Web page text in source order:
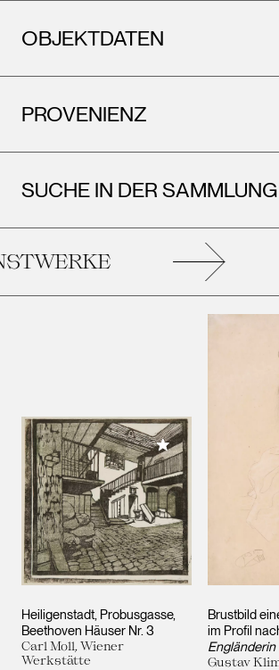
OBJEKTDATEN
PROVENIENZ
SUCHE IN DER SAMMLUNG
Heiligenstadt, Probusgasse,
Beethoven Häuser Nr. 3
Carl Moll, Wiener
Werkstätte
Meiner Sammlung
Brustbild
im Profil
Engländerin
Gustav